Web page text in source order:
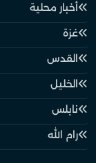
أخبار محلية
غزة
القدس
الخليل
نابلس
رام الله